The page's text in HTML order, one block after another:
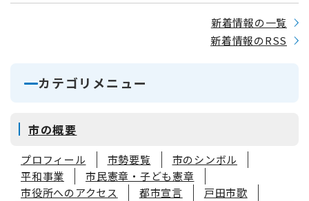
新着情報の一覧
新着情報のRSS
カテゴリメニュー
市の概要
プロフィール 市勢要覧
市のシンボル
平和事業
市民憲章・子ども憲章
市役所へのアクセス
都市宣言 戸田市歌